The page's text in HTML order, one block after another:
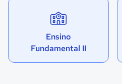
Ensino
Fundamental II